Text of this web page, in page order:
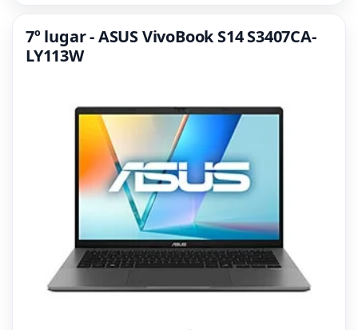
7º lugar - ASUS VivoBook S14 S3407CA-
LY113W